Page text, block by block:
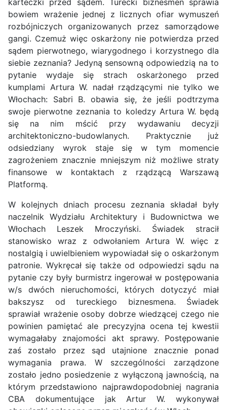
karteczki przed sądem. Turecki biznesmen sprawia
bowiem wrażenie jednej z licznych ofiar wymuszeń
rozbójniczych organizowanych przez samorządowe
gangi. Czemuż więc oskarżony nie potwierdza przed
sądem pierwotnego, wiarygodnego i korzystnego dla
siebie zeznania? Jedyną sensowną odpowiedzią na to
pytanie wydaje się strach oskarżonego przed
kumplami Artura W. nadał rządzącymi nie tylko we
Włochach: Sabri B. obawia się, że jeśli podtrzyma
swoje pierwotne zeznania to koledzy Artura W. będą
się na nim mścić przy wydawaniu decyzji
architektoniczno-budowlanych. Praktycznie już
odsiedziany wyrok staje się w tym momencie
zagrożeniem znacznie mniejszym niż możliwe straty
finansowe w kontaktach z rządzącą Warszawą
Platformą.
W kolejnych dniach procesu zeznania składał były
naczelnik Wydziału Architektury i Budownictwa we
Włochach Leszek Mroczyński. Świadek stracił
stanowisko wraz z odwołaniem Artura W. więc z
nostalgią i uwielbieniem wypowiadał się o oskarżonym
patronie. Wykręcał się także od odpowiedzi sądu na
pytanie czy były burmistrz ingerował w postępowania
w/s dwóch nieruchomości, których dotyczyć miał
bakszysz od tureckiego biznesmena. Świadek
sprawiał wrażenie osoby dobrze wiedzącej czego nie
powinien pamiętać ale precyzyjna ocena tej kwestii
wymagałaby znajomości akt sprawy. Postępowanie
zaś zostało przez sąd utajnione znacznie ponad
wymagania prawa. W szczególności zarządzone
zostało jedno posiedzenie z wyłączoną jawnością, na
którym przedstawiono najprawdopodobniej nagrania
CBA dokumentujące jak Artur W. wykonywał